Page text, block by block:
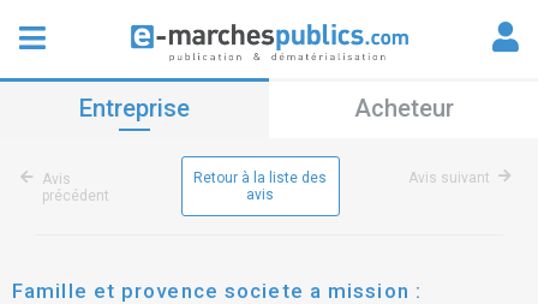
Entreprise Acheteur
Avis
précédent
Retour à la liste des
avis
Avis suivant
Famille et provence societe a mission :